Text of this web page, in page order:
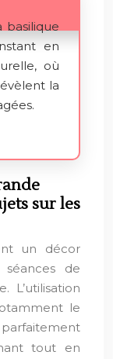
en
où
la
sur les
un décor
de
le
tout en